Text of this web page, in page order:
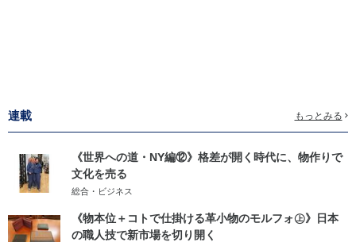
連載 もっとみる
《世界への道・NY編⑫》格差が開く時代に、物作りで
文化を売る
総合・ビジネス
《物本位＋コトで仕掛ける革小物のモルフォ㊤》日本
の職人技で新市場を切り開く